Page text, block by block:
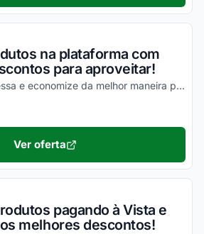
na plataforma com
para aproveitar!
Não fique de fora dessa e economize da melhor maneira possível!
Ver oferta
pagando à Vista e
melhores descontos!